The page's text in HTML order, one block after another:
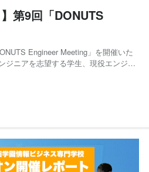
第9回「DONUTS
Engineer Meeting」を開催いた
ジニアを志望する学生、現役エンジニ
サービスやゲームを自社プロダクトと